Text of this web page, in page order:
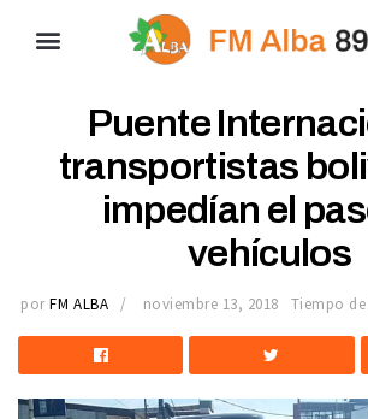
Puente
transportistas
impedían el
vehículos
por FM ALBA noviembre 13, 2018 Tiempo